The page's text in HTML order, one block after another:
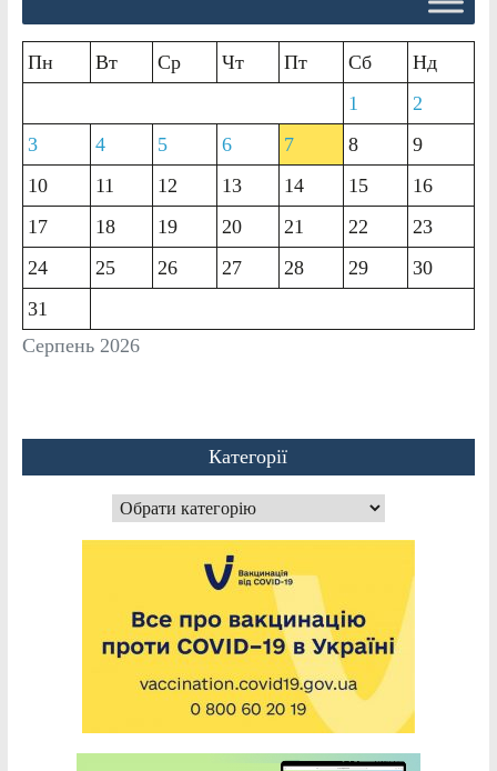
Серпень 2026
Пн Вт Ср Чт Пт Сб
Нд
1
2
3
4 5 6 7 8
9
10
11 12 13 14 15
16
17
18 19 20 21 22
23
24
25 26 27 28 29
30
31
Категорії
Категорії